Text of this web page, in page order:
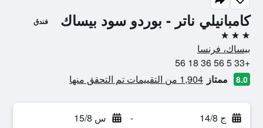
كامبانيلي ناتر - بوردو سود بيساك فندق
3 نجوم
بيساك، فرنسا
+33 5 56 36 18 56
8.0 ممتاز 1,904 من التقييمات تم التحقق منها
ج 14/8 - س 15/8